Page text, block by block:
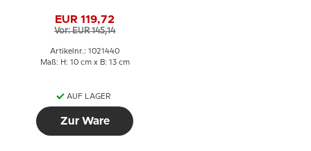
oder 440
EUR 119,72
Vor: EUR 145,14
Artikelnr.: 1021440
Maß: H: 10 cm x B: 13 cm
AUF LAGER
Zur Ware